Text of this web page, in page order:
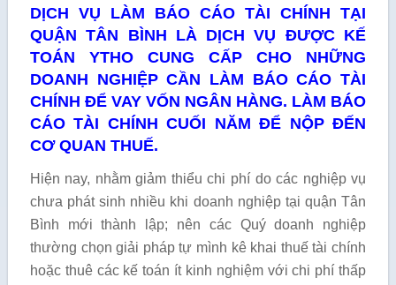
DỊCH VỤ LÀM BÁO CÁO TÀI CHÍNH TẠI
QUẬN TÂN BÌNH LÀ DỊCH VỤ ĐƯỢC KẾ
TOÁN YTHO CUNG CẤP CHO NHỮNG
DOANH NGHIỆP CẦN LÀM BÁO CÁO TÀI
CHÍNH ĐỂ VAY VỐN NGÂN HÀNG. LÀM BÁO
CÁO TÀI CHÍNH CUỐI NĂM ĐỂ NỘP ĐẾN
CƠ QUAN THUẾ.
Hiện nay, nhằm giảm thiểu chi phí do các nghiệp vụ
chưa phát sinh nhiều khi doanh nghiệp tại quận Tân
Bình mới thành lập; nên các Quý doanh nghiệp
thường chọn giải pháp tự mình kê khai thuế tài chính
hoặc thuê các kế toán ít kinh nghiệm với chi phí thấp